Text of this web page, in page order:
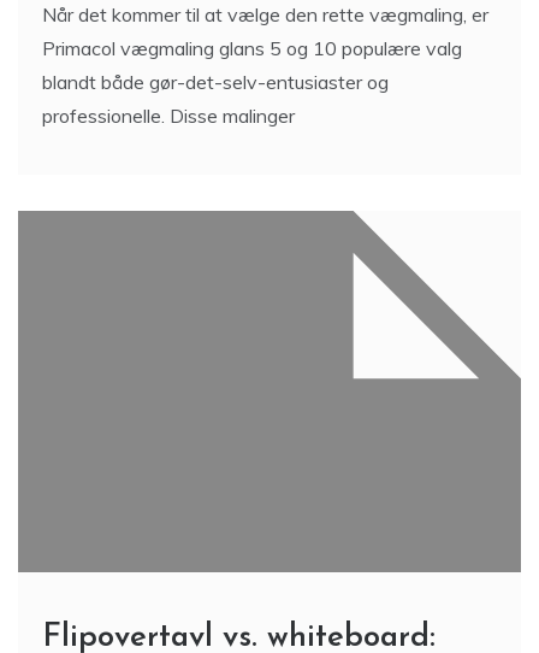
Når det kommer til at vælge den rette vægmaling, er
Primacol vægmaling glans 5 og 10 populære valg
blandt både gør-det-selv-entusiaster og
professionelle. Disse malinger
Flipovertavl vs. whiteboard: